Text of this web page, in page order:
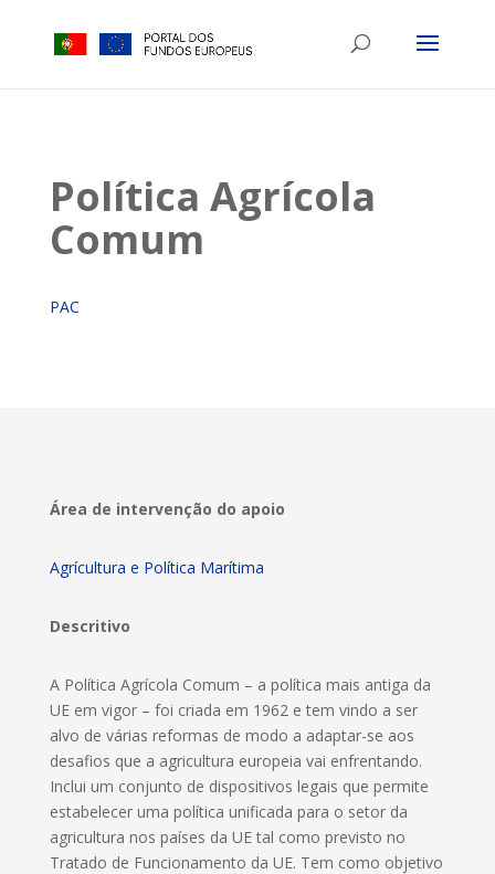
Política Agrícola
Comum
PAC
Área de intervenção do apoio
Agrícultura e Política Marítima
Descritivo
A Política Agrícola Comum – a política mais antiga da
UE em vigor – foi criada em 1962 e tem vindo a ser
alvo de várias reformas de modo a adaptar-se aos
desafios que a agricultura europeia vai enfrentando.
Inclui um conjunto de dispositivos legais que permite
estabelecer uma política unificada para o setor da
agricultura nos países da UE tal como previsto no
Tratado de Funcionamento da UE. Tem como objetivo